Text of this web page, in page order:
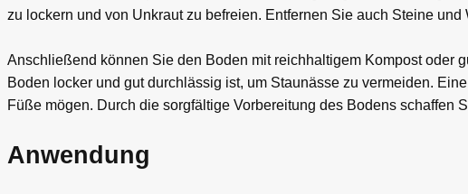
zu lockern und von Unkraut zu befreien. Entfernen Sie auch Steine
Anschließend können Sie den Boden mit reichhaltigem Kompost oder
Boden locker und gut durchlässig ist, um Staunässe zu vermeiden.
Füße mögen. Durch die sorgfältige Vorbereitung des Bodens schaffen
Anwendung